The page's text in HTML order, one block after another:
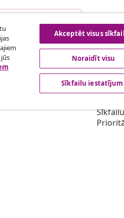
no līguma
vidaXL
Par
Akceptēt visus
Noraidīt visu
Sīkfailu